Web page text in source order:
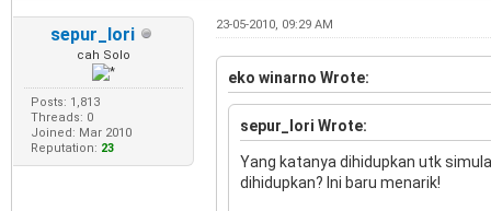
sepur_lori
cah Solo
Posts: 1,813
Threads: 0
Joined: Mar 2010
Reputation: 23
23-05-2010, 09:29 AM
eko winarno Wrote:
sepur_lori Wrote:
Yang katanya dihidupkan utk
dihidupkan? Ini baru menarik!